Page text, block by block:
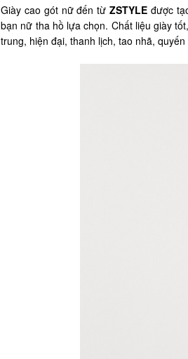
Giày cao gót nữ đến từZSTYLE được
bạn nữ tha hồ lựa chọn. Chất liệu giày
trung, hiện đại, thanh lịch, tao nhã,